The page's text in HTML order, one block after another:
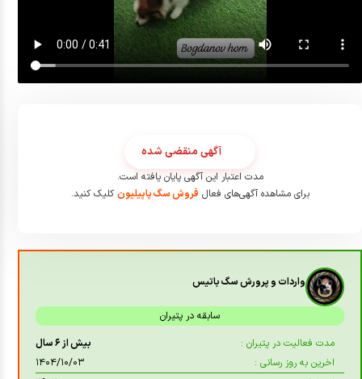
آگهی منقضی شده
مدت اعتبار این آگهی پایان یافته است.
برای مشاهده آگهی‌های فعال فروش سگ پاپیلیون کلیک کنید.
واردات و پرورش سگ باتیس
سابقه در پتیران
مدت فعالیت در پتیران :
بیش از ۶ سال
اخرین به روز رسانی :
۱۴۰۴/۱۰/۰۳